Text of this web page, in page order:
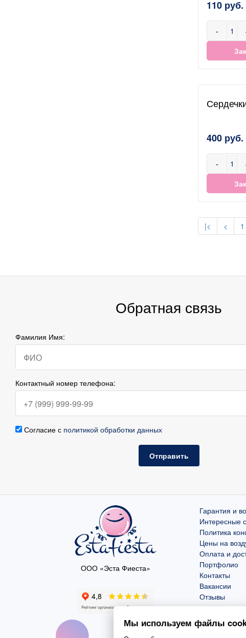
110 руб.
-
400 руб.
-
|< < 1
Обратная связь
Фамилия Имя:
Контактный номер телефона:
Согласие с политикой обработки данных
Отправить
ООО «Эста Фиеста»
Гарантия и
Интересные
Политика
Цены на
Оплата и
Портфолио
Контакты
Вакансии
Отзывы
Мы используем файлы